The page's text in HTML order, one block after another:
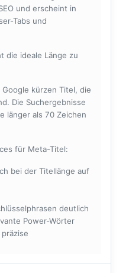
und erscheint in
Tabs und
die ideale Länge zu
kürzen Titel, die
Die Suchergebnisse
länger als 70 Zeichen
für Meta-Titel:
bei der Titellänge auf
deutlich
Power-Wörter